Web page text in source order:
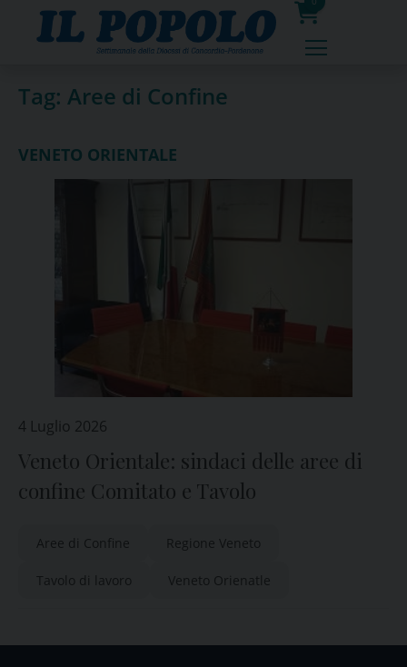
0
prodotti
Tag: Aree di Confine
VENETO ORIENTALE
4 Luglio 2026
Veneto Orientale: sindaci delle aree di
confine Comitato e Tavolo
Aree di Confine Regione Veneto
Tavolo di lavoro Veneto Orienatle